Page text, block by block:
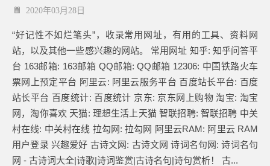
2020年03月28日
“好记性不如烂笔头”，收录常用网址，有用的工具、资料网
站，以及其他一些感兴趣的网站。 常用网址 知乎: 知乎问答平
台 163邮箱: 163邮箱 QQ邮箱: QQ邮箱 12306: 中国铁路火车
票网上预定平台 阿里云: 阿里云服务平台 百度站长平台: 百度
站长平台 百度统计: 百度统计 京东: 京东网上购物 淘宝: 淘宝
网，淘你喜欢 天猫: 理想生活上天猫 智联招聘: 智联招聘 中关
村在线: 中关村在线 拉勾网: 拉勾网 阿里云RAM: 阿里云 RAM
用户登录 兴趣爱好 古诗文网: 古诗文网 诗词名句网: 诗词名句
网 - 古诗词大全|诗歌|诗词鉴赏|古诗名句|诗句赏析！ 古...